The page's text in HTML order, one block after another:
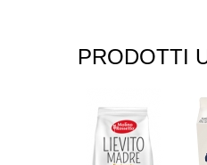
PRODOTTI